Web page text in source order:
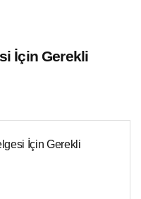
İçin Gerekli
İçin Gerekli